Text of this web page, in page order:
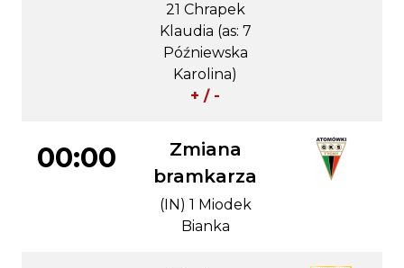
21 Chrapek
Klaudia (as: 7
Późniewska
Karolina)
+ / -
00:00
Zmiana
bramkarza
(IN) 1 Miodek
Bianka